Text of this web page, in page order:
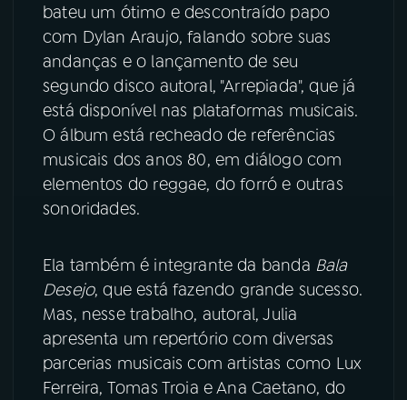
07 ÚLTIMAS
08 FESTIVAL DE MÚSICA
ACOMPANHE A RÁDIO NACIONAL
YouTube Facebook
TikTok
bateu um ótimo e descontraído papo
com Dylan Araujo, falando sobre suas
andanças e o lançamento de seu
segundo disco autoral, "Arrepiada", que já
está disponível nas plataformas musicais.
O álbum está recheado de referências
musicais dos anos 80, em diálogo com
elementos do reggae, do forró e outras
sonoridades.
Ela também é integrante da banda Bala
Desejo, que está fazendo grande sucesso.
Mas, nesse trabalho, autoral, Julia
apresenta um repertório com diversas
parcerias musicais com artistas como Lux
Ferreira, Tomas Troia e Ana Caetano, do